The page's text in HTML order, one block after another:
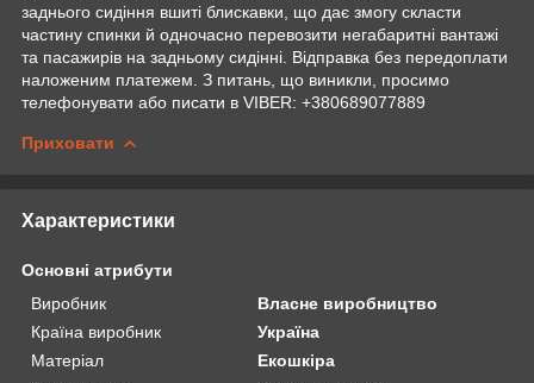
заднього сидіння вшиті блискавки, що дає змогу скласти
частину спинки й одночасно перевозити негабаритні вантажі
та пасажирів на задньому сидінні. Відправка без передоплати
наложеним платежем. З питань, що виникли, просимо
телефонувати або писати в VIBER: +380689077889
Приховати
Характеристики
Основні атрибути
Виробник
Власне виробництво
Країна виробник
Україна
Матеріал
Екошкіра